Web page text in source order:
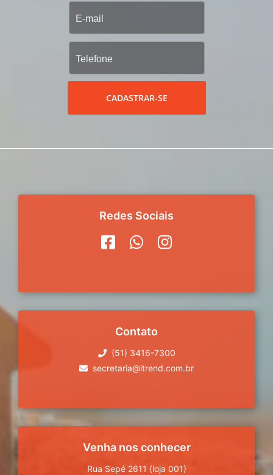
CADASTRAR-SE
Redes Sociais
Contato
(51) 3416-7300
secretaria@itrend.com.br
Venha nos conhecer
Rua Sepé 2611 (loja 001)